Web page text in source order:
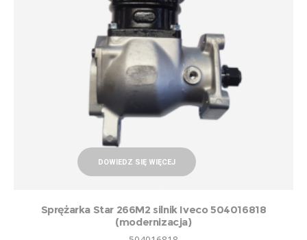
DOWIEDZ SIĘ WIĘCEJ
Sprężarka Star 266M2 silnik Iveco 504016818
(modernizacja)